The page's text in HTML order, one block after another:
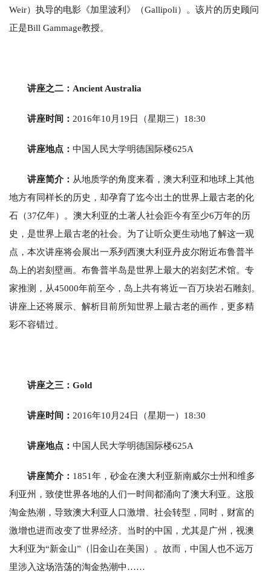
Weir）执导的电影《加里波利》（Gallipoli）。该片的历史顾问
正是Bill Gammage教授。
讲座之二：Ancient Australia
讲座时间： 2016年10月19日（星期三）18:30
讲座地点： 中国人民大学明德国际楼625A
讲座简介： 从地质学的角度来看，澳大利亚和地球上其他
地方有同样长的历史，却孕育了迄今出土的世界上最古老的化
石（37亿年）。澳大利亚的土著人社会距今有至少6万年的历
史，是世界上最古老的社会。为了让听众更生动地了解这一观
点，本次讲座将会展出一系列西澳大利亚丹皮尔附近布鲁普半
岛上的岩刻壁画。布鲁普半岛是世界上最大的岩刻艺术馆。专
家推测，从45000年前至今，岛上共有将近一百万块岩石雕刻。
讲座上还将展示、解析目前所知世界上最古老的画作，更多精
彩不容错过。
讲座之三：Gold
讲座时间： 2016年10月24日（星期一）18:30
讲座地点： 中国人民大学明德国际楼625A
讲座简介： 1851年，砂金在澳大利亚新南威尔士州和维多
利亚州，致使世界各地的人们一时间都涌向了澳大利亚。这股
淘金热潮，导致澳大利亚人口激增、社会转型，同时，财富的
激增也进而改变了世界经济。当时的中国，尤其是广州，视澳
大利亚为“新金山”（旧金山在美国）。故而，中国人也不远万
里涉入这场浩荡的淘金热潮中……